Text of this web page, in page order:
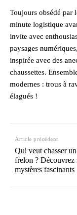
Toujours obsédé par
minute logistique
invite avec
paysages
inspirée avec des
chaussettes.
modernes : trous à
élagués !
Article précédent
Qui veut chasser
frelon ? Découvrez
mystères fascinants